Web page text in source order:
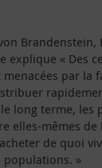
Brandenstein,
explique « Des
par la
long terme, les
elles-mêmes
de quoi
populations. »